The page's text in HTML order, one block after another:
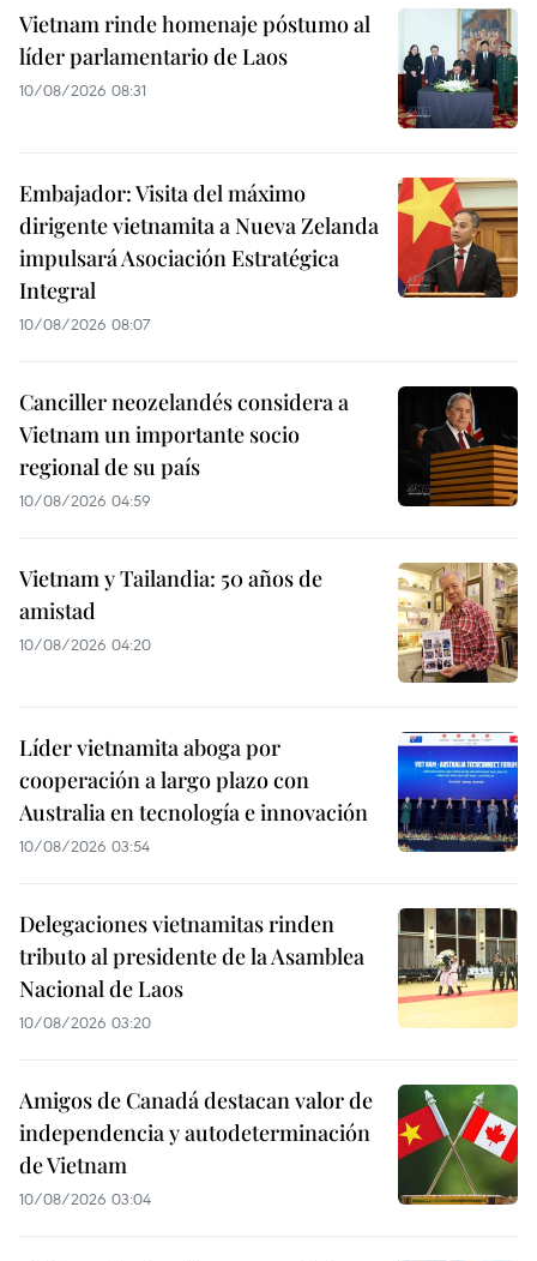
Vietnam rinde homenaje póstumo al
líder parlamentario de Laos
10/08/2026 08:31
Embajador: Visita del máximo
dirigente vietnamita a Nueva Zelanda
impulsará Asociación Estratégica
Integral
10/08/2026 08:07
Canciller neozelandés considera a
Vietnam un importante socio
regional de su país
10/08/2026 04:59
Vietnam y Tailandia: 50 años de
amistad
10/08/2026 04:20
Líder vietnamita aboga por
cooperación a largo plazo con
Australia en tecnología e innovación
10/08/2026 03:54
Delegaciones vietnamitas rinden
tributo al presidente de la Asamblea
Nacional de Laos
10/08/2026 03:20
Amigos de Canadá destacan valor de
independencia y autodeterminación
de Vietnam
10/08/2026 03:04